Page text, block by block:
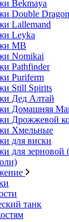
Bekmaya
Double Dragon
Lallemand
Leyka
MB
Nomikai
Pathfinder
Puriferm
Still Spirits
Дед Алтай
Домашняя
Дрожжевой
Хмельные
для виски
для зерновой
танк